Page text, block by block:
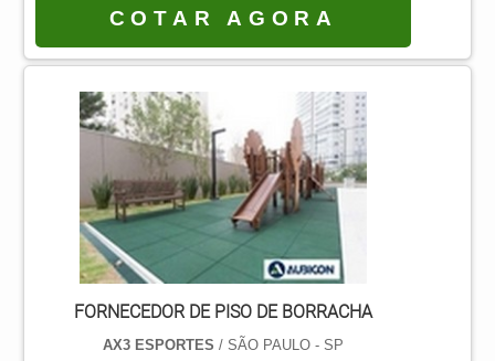
é recomendável optar por materiais de
qualidade, de marcas reconhecidas no
mercado.Depois de encontrar a empresa ideal,
deve-se observar as características do espaço
em que o revestimento será instalado. Assim, é
possível escolher o modelo de piso que melh.
COTAR AGORA
FORNECEDOR DE PISO DE BORRACHA
AX3 ESPORTES / SÃO PAULO - SP